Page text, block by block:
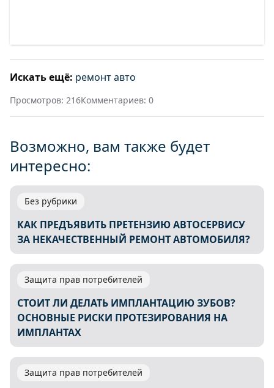
Искать ещё: ремонт авто
Просмотров: 216Комментариев: 0
Возможно, вам также будет
интересно:
Без рубрики
КАК ПРЕДЪЯВИТЬ ПРЕТЕНЗИЮ АВТОСЕРВИСУ
ЗА НЕКАЧЕСТВЕННЫЙ РЕМОНТ АВТОМОБИЛЯ?
Защита прав потребителей
СТОИТ ЛИ ДЕЛАТЬ ИМПЛАНТАЦИЮ ЗУБОВ?
ОСНОВНЫЕ РИСКИ ПРОТЕЗИРОВАНИЯ НА
ИМПЛАНТАХ
Защита прав потребителей